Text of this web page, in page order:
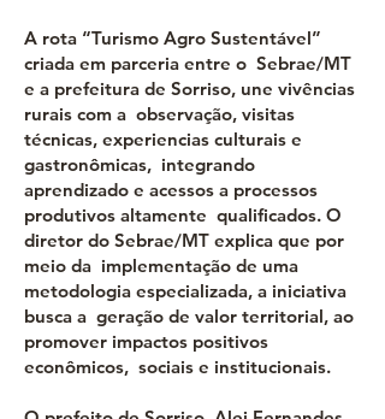
A rota “Turismo Agro Sustentável”
criada em parceria entre o Sebrae/MT
e a prefeitura de Sorriso, une vivências
rurais com a observação, visitas
técnicas, experiencias culturais e
gastronômicas, integrando
aprendizado e acessos a processos
produtivos altamente qualificados. O
diretor do Sebrae/MT explica que por
meio da implementação de uma
metodologia especializada, a iniciativa
busca a geração de valor territorial, ao
promover impactos positivos
econômicos, sociais e institucionais.